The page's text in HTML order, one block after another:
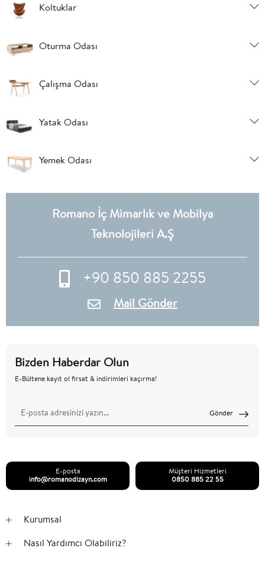
Koltuklar
Oturma Odası
Çalışma Odası
Yatak Odası
Yemek Odası
Romano İç Mimarlık ve Mobilya
Teknolojileri A.Ş
+90 850 885 2255
Mail Gönder
Bizden Haberdar Olun
E-Bültene kayıt ol fırsat & indirimleri kaçırma!
Gönder
E-posta
info@romanodizayn.com
Müşteri Hizmetleri
0850 885 22 55
Kurumsal
Nasıl Yardımcı Olabiliriz?